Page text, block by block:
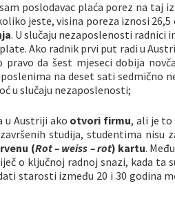
poslodavac plaća porez na taj
jeste, visina poreza iznosi 26,5
. U slučaju nezaposlenosti radnici
Ako radnik prvi put radi u
da šest mjeseci dobija
na deset sati sedmično
u slučaju nezaposlenosti;
u Austriji ako otvori firmu, ali je to
studija, studentima nisu
(Rot – weiss – rot) kartu.
o ključnoj radnoj snazi, kada ta
starosti između 20 i 30 godina